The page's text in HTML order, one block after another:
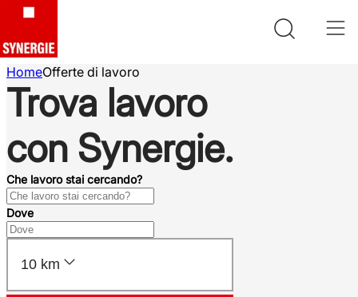
HomeOfferte di lavoro
Trova lavoro
con Synergie.
Che lavoro stai cercando?
Dove
10 km